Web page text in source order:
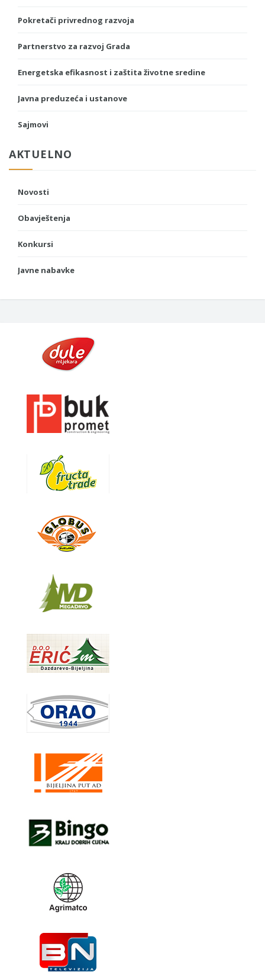
Pokretači privrednog razvoja
Partnerstvo za razvoj Grada
Energetska efikasnost i zaštita životne sredine
Javna preduzeća i ustanove
Sajmovi
AKTUELNO
Novosti
Obavještenja
Konkursi
Javne nabavke